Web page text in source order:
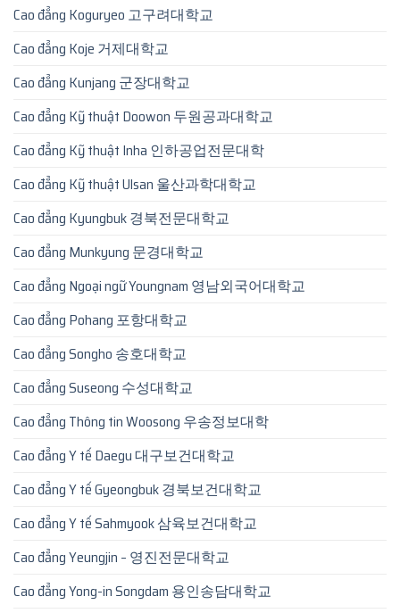
Cao đẳng Koguryeo 고구려대학교
Cao đẳng Koje 거제대학교
Cao đẳng Kunjang 군장대학교
Cao đẳng Kỹ thuật Doowon 두원공과대학교
Cao đẳng Kỹ thuật Inha 인하공업전문대학
Cao đẳng Kỹ thuật Ulsan 울산과학대학교
Cao đẳng Kyungbuk 경북전문대학교
Cao đẳng Munkyung 문경대학교
Cao đẳng Ngoại ngữ Youngnam 영남외국어대학교
Cao đẳng Pohang 포항대학교
Cao đẳng Songho 송호대학교
Cao đẳng Suseong 수성대학교
Cao đẳng Thông tin Woosong 우송정보대학
Cao đẳng Y tế Daegu 대구보건대학교
Cao đẳng Y tế Gyeongbuk 경북보건대학교
Cao đẳng Y tế Sahmyook 삼육보건대학교
Cao đẳng Yeungjin – 영진전문대학교
Cao đẳng Yong-in Songdam 용인송담대학교